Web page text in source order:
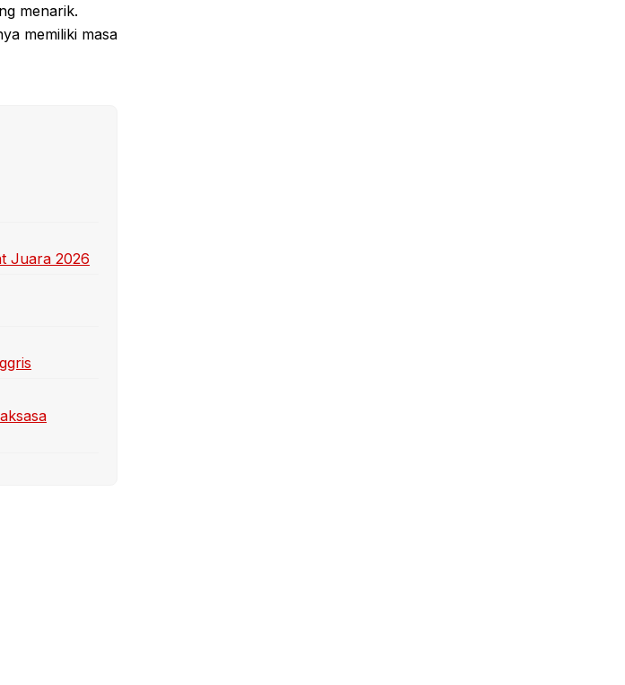
menarik.
memiliki masa
Juara 2026